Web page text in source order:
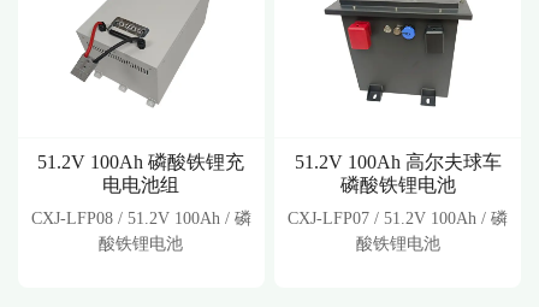
51.2V 100Ah 磷酸铁锂充
电电池组
CXJ-LFP08 / 51.2V 100Ah / 磷
酸铁锂电池
51.2V 100Ah 高尔夫球车
磷酸铁锂电池
CXJ-LFP07 / 51.2V 100Ah / 磷
酸铁锂电池